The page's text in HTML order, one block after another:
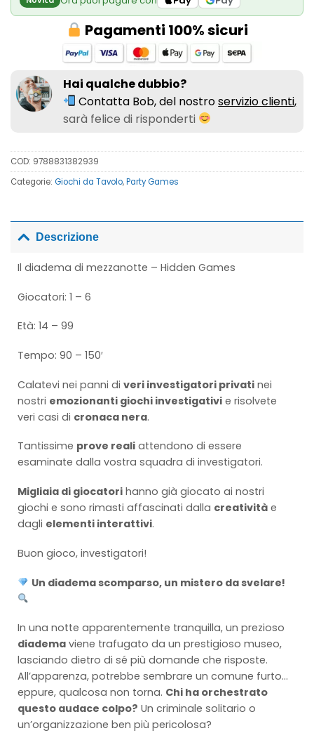
Pagamenti 100% sicuri
Hai qualche dubbio?
Contatta Bob, del nostroservizio clienti,
sarà felice di risponderti
COD: 9788831382939
Categorie: Giochi da Tavolo,Party Games
Descrizione
Il diadema di mezzanotte – Hidden Games
Giocatori: 1 – 6
Età: 14 – 99
Tempo: 90 – 150′
Calatevi nei panni di veri investigatori privati nei
nostri emozionanti giochi investigativi e risolvete
veri casi di cronaca nera.
Tantissime prove reali attendono di essere
esaminate dalla vostra squadra di investigatori.
Migliaia di giocatori hanno già giocato ai nostri
giochi e sono rimasti affascinati dalla creatività e
dagli elementi interattivi.
Buon gioco, investigatori!
Un diadema scomparso, un mistero da svelare!
In una notte apparentemente tranquilla, un prezioso
diadema viene trafugato da un prestigioso museo,
lasciando dietro di sé più domande che risposte.
All’apparenza, potrebbe sembrare un comune furto…
eppure, qualcosa non torna. Chi ha orchestrato
questo audace colpo? Un criminale solitario o
un’organizzazione ben più pericolosa?